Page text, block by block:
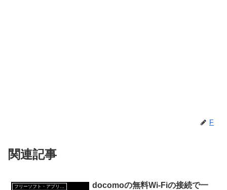
F
関連記事
docomoの無料Wi-Fiの接続で一